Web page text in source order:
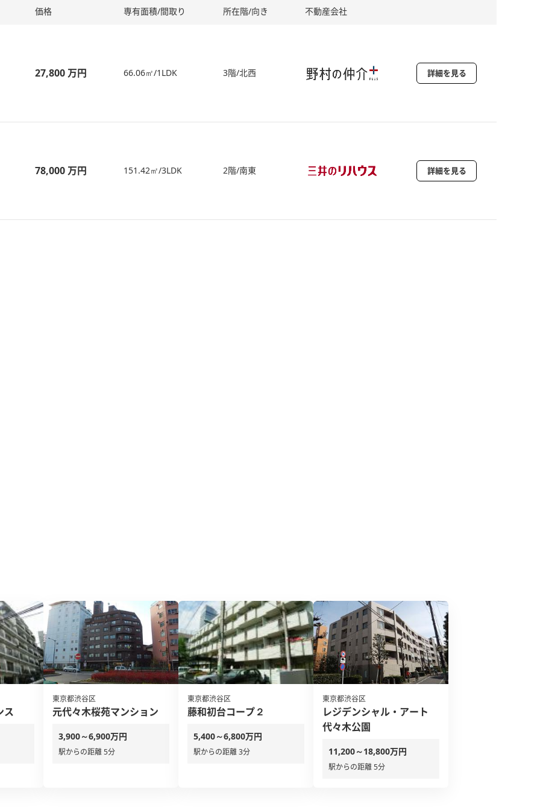
価格 専有面積/間取り 所在階/向き 不動産会社
27,800 万円 66.06㎡/1LDK 3階/北西 詳細を見る
78,000 万円 151.42㎡/3LDK 2階/南東 詳細を見る
ス
東京都渋谷区
元代々木桜苑マンション
3,900～6,900万円
駅からの距離 5分
東京都渋谷区
藤和初台コープ２
5,400～6,800万円
駅からの距離 3分
東京都渋谷区
レジデンシャル・アート
代々木公園
11,200～18,800万円
駅からの距離 5分